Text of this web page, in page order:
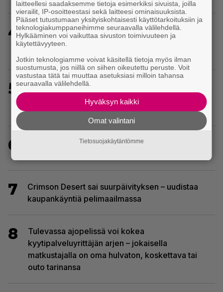
4
Uusi PS Plus -seikkailupeli on saanut
huippuarvostelut – saapui heti julkaisupäivänään
5
Sony kertoo kuulleensa PlayStation-pelilevyjen
valmistuksen lopettamisesta nousseen kritiikin –
aikoo silti pysyä suunnitelmassaan
6
Ubisoft vahvisti uuden Ghost Recon -pelin –
7
Crimson Desert sai suurpäivityksen – uudistaa
kaupankäyntiä pelimaailmassa
8
Tulevassa ajopelissä voi kokea
kyytipalveluyrittäjän arjen – jokaisella
matkustajalla on oma hulvaton, koskettava tai
outo tarinansa
laitteellesi saadaksemme tietoja esimerkiksi sivuista, joilla
vierailit, IP-osoitteestasi sekä laitteesi ominaisuuksista.
Pääset tutustumaan yksityiskohtaisesti käyttötarkoituksiin ja
teknologiakumppaneihimme seuraavalla välilehdellä.
Hylkääminen voi vaikuttaa sivuston toimivuuteen ja
käytettävyyteen.
Jotkin teknologiamme voivat käsitellä tietoja myös ilman
suostumusta, jos niillä on siihen oikeutettu peruste. Voit
vastustaa tätä tai muuttaa asetuksiasi milloin tahansa
seuraavalla välilehdellä.
Hyväksyn kaikki
Omat valintani
Tietosuojakäytäntömme